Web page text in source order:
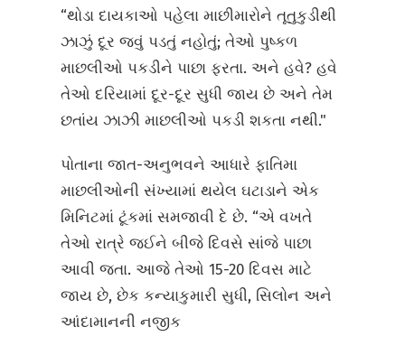
“થોડા દાયકાઓ પહેલા માછીમારોને તૂતુકુડીથી
ઝાઝું દૂર જવું પડતું નહોતું; તેઓ પુષ્કળ
માછલીઓ પકડીને પાછા ફરતા. અને હવે? હવે
તેઓ દરિયામાં દૂર-દૂર સુધી જાય છે અને તેમ
છતાંય ઝાઝી માછલીઓ પકડી શકતા નથી."
પોતાના જાત-અનુભવને આધારે ફાતિમા
માછલીઓની સંખ્યામાં થયેલ ઘટાડાને એક
મિનિટમાં ટૂંકમાં સમજાવી દે છે. “એ વખતે
તેઓ રાત્રે જઈને બીજે દિવસે સાંજે પાછા
આવી જતા. આજે તેઓ 15-20 દિવસ માટે
જાય છે, છેક કન્યાકુમારી સુધી, સિલોન અને
આંદામાનની નજીક